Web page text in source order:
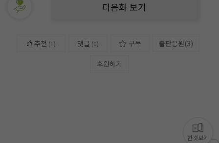
다음화 보기
추천 (1) 댓글 (0) 구독 출판응원(3)
후원하기
한컷보기